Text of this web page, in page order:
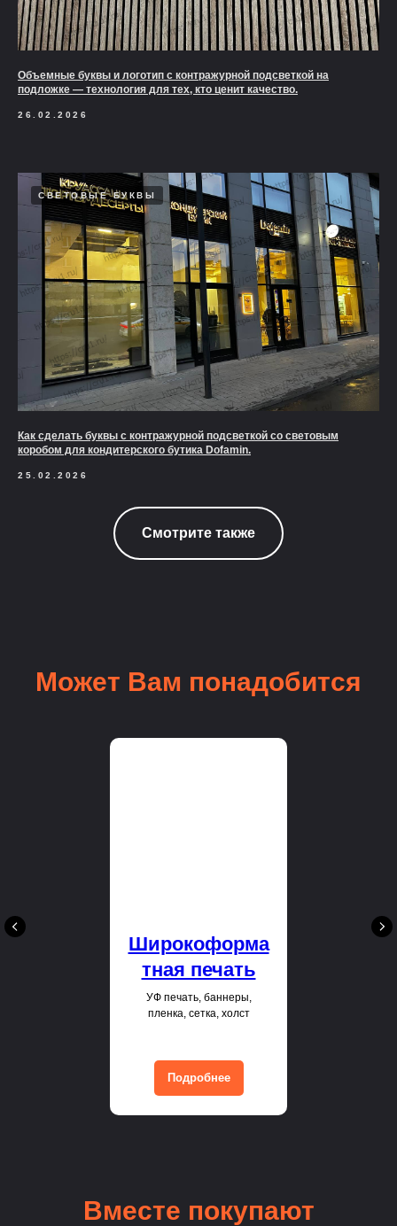
Объемные буквы и логотип с контражурной подсветкой на
подложке — технология для тех, кто ценит качество.
26.02.2026
СВЕТОВЫЕ БУКВЫ
Как сделать буквы с контражурной подсветкой со световым
коробом для кондитерского бутика Dofamin.
25.02.2026
Смотрите также
Может Вам понадобится
Широкоформа
тная печать
УФ печать, баннеры,
пленка, сетка, холст
Подробнее
Вместе покупают